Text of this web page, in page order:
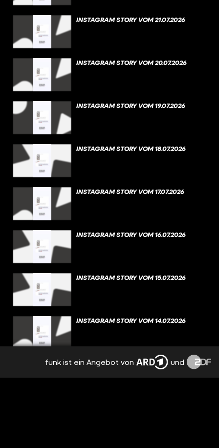
INSTAGRAM STORY VOM 21.07.2026
INSTAGRAM STORY VOM 20.07.2026
INSTAGRAM STORY VOM 19.07.2026
INSTAGRAM STORY VOM 18.07.2026
INSTAGRAM STORY VOM 17.07.2026
INSTAGRAM STORY VOM 16.07.2026
INSTAGRAM STORY VOM 15.07.2026
INSTAGRAM STORY VOM 14.07.2026
INSTAGRAM STORY VOM 13.07.2026
funk ist ein Angebot von und